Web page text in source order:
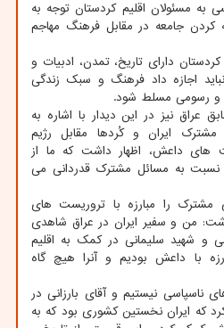
به مسئولان اقلیم کردستان توجه به
جامعه در مقابل فرهنگ مهاجم
دارای تاریخ، تمدن، ادبیات و
اجازه داد فرهنگ و سبک زندگی
و رسومی مسلط شود.
عراق نیز در این دیدار با اشاره به
ایران و کُردها مقابل رژیم
های داعش، اظهار داشت که ما از
به مسائل مشترک قدردانی می
را مبارزه با تروریست های
من و سفیر ایران در عراق شاهدی
و شهید سلیمانی در کمک به اقلیم
با داعش بودیم و آنرا هیچ گاه
ناسپاسی نیستیم و آقای بارزانی در
که ایران نخستین کشوری بود که به